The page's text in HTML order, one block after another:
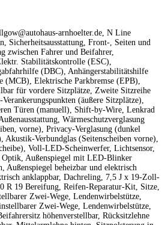
arnhoelter.de, N Line
Sicherheitsausstattung, Front-, Seiten und
zwischen Fahrer und Beifahrer,
Stabilitätskontrolle (ESC),
(DBC), Anhängerstabilitätshilfe
Elektrische Parkbremse (EPB),
für vordere Sitzplätze, Zweite Sitzreihe
(äußere Sitzplätze),
Türen (manuell), Shift-by-Wire, Lenkrad
Wärmeschutzverglasung
vorne), Privacy-Verglasung (dunkel
Akustik-Verbundglas (Seitenscheiben vorne),
Voll-LED-Scheinwerfer, Lichtsensor,
Außenspiegel mit LED-Blinker
Außenspiegel beheizbar und elektrisch
anklappbar, Dachreling, 7,5 J x 19-Zoll-
R 19 Bereifung, Reifen-Reparatur-Kit, Sitze,
Zwei-Wege, Lendenwirbelstütze,
Zwei-Wege, Lendenwirbelstütze,
höhenverstellbar, Rücksitzlehne